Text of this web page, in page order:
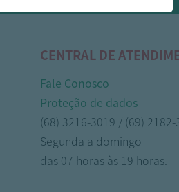
CENTRAL DE
Fale Conosco
Proteção de dados
(68) 3216-3019 / (69) 2182-
Segunda a domingo
das 07 horas às 19 horas.